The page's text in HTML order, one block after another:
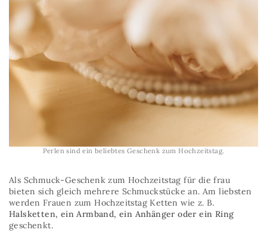
Perlen sind ein beliebtes Geschenk zum Hochzeitstag.
Als Schmuck-Geschenk zum Hochzeitstag für die frau
bieten sich gleich mehrere Schmuckstücke an. Am liebsten
werden Frauen zum Hochzeitstag Ketten wie z. B.
Halsketten, ein Armband, ein Anhänger oder ein Ring
geschenkt.